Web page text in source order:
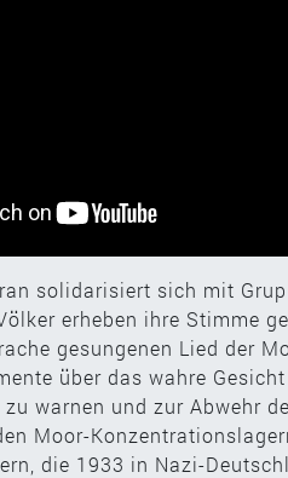
solidarisiert sich mit
erheben ihre Stimme
gesungenen Lied der
über das wahre
warnen und zur Abwehr
Moor-
die 1933 in Nazi-